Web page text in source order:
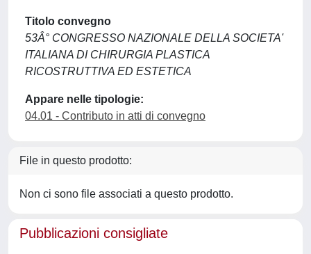
Titolo convegno
53Â° CONGRESSO NAZIONALE DELLA SOCIETA'
ITALIANA DI CHIRURGIA PLASTICA
RICOSTRUTTIVA ED ESTETICA
Appare nelle tipologie:
04.01 - Contributo in atti di convegno
File in questo prodotto:
Non ci sono file associati a questo prodotto.
Pubblicazioni consigliate